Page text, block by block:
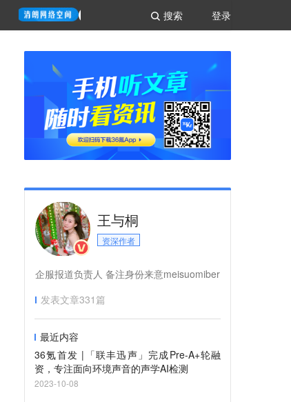
登录
搜索
王与桐
资深作者
企服报道负责人 备注身份来意meisuomiber
发表文章331篇
最近内容
36氪首发 |「联丰迅声」完成Pre-A+轮融
资，专注面向环境声音的声学AI检测
2023-10-08